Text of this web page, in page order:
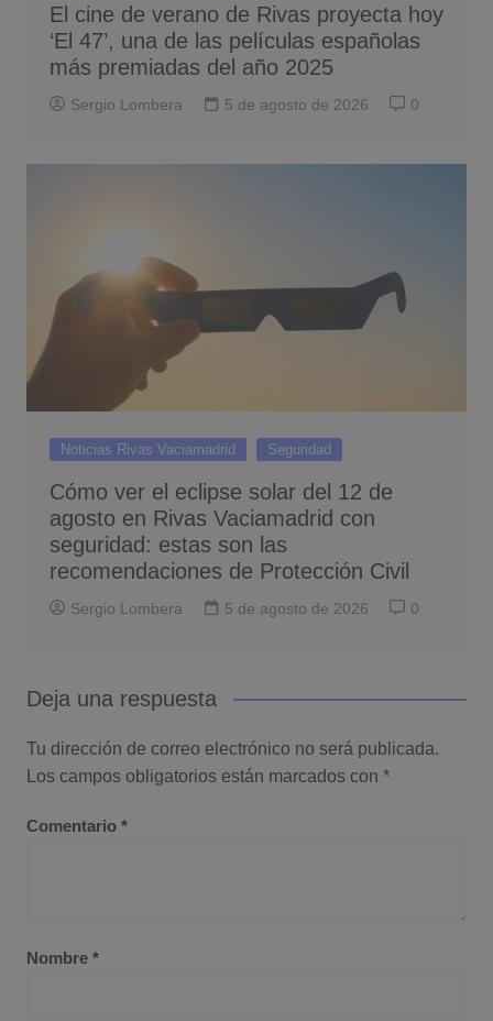
El cine de verano de Rivas proyecta hoy
‘El 47’, una de las películas españolas
más premiadas del año 2025
Sergio Lombera 5 de agosto de 2026 0
Noticias Rivas Vaciamadrid Seguridad
Cómo ver el eclipse solar del 12 de
agosto en Rivas Vaciamadrid con
seguridad: estas son las
recomendaciones de Protección Civil
Sergio Lombera 5 de agosto de 2026 0
Deja una respuesta
Tu dirección de correo electrónico no será publicada.
Los campos obligatorios están marcados con *
Comentario *
Nombre *